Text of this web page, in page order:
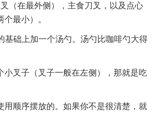
在最外侧），主食刀叉，以及点心
最小）。
础上加一个汤勺。汤勺比咖啡勺大得
叉子（叉子一般在左侧），那就是吃
顺序摆放的。如果你不是很清楚，就